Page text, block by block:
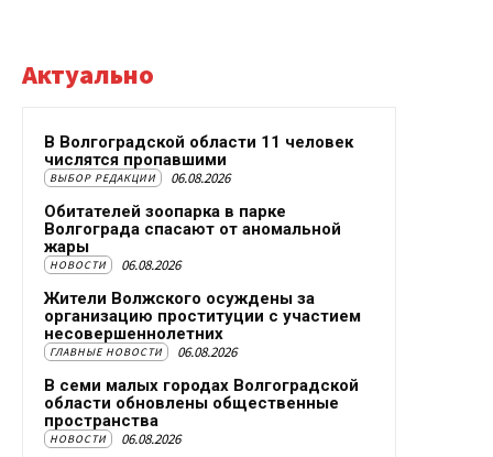
Актуально
В Волгоградской области 11 человек
числятся пропавшими
ВЫБОР РЕДАКЦИИ 06.08.2026
Обитателей зоопарка в парке
Волгограда спасают от аномальной
жары
НОВОСТИ 06.08.2026
Жители Волжского осуждены за
организацию проституции с участием
несовершеннолетних
ГЛАВНЫЕ НОВОСТИ 06.08.2026
В семи малых городах Волгоградской
области обновлены общественные
пространства
НОВОСТИ 06.08.2026